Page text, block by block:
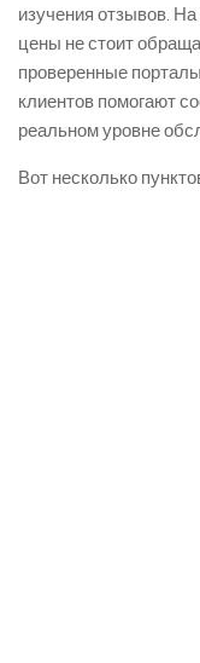
изучения отзывов.
цены не стоит
проверенные
клиентов помогают
реальном уровне
Вот несколько